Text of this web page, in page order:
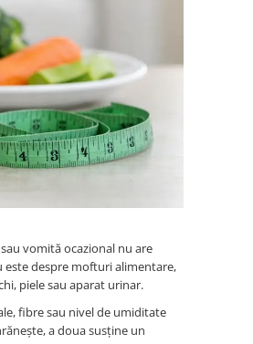
vomită ocazional nu are
este despre mofturi alimentare,
piele sau aparat urinar.
fibre sau nivel de umiditate
a doua susține un